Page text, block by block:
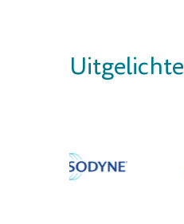
Uitgelichte